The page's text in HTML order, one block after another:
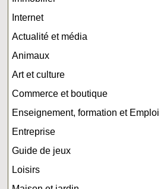
Internet
Actualité et média
Animaux
Art et culture
Commerce et boutique
Enseignement, formation et Emploi
Entreprise
Guide de jeux
Loisirs